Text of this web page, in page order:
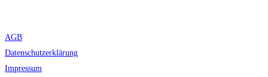
AGB
Datenschutzerklärung
Impressum